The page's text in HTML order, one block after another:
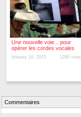
Une nouvelle voie... pour
opérer les cordes vocales
febuary 19, 2015 1286 vues
Commentaires